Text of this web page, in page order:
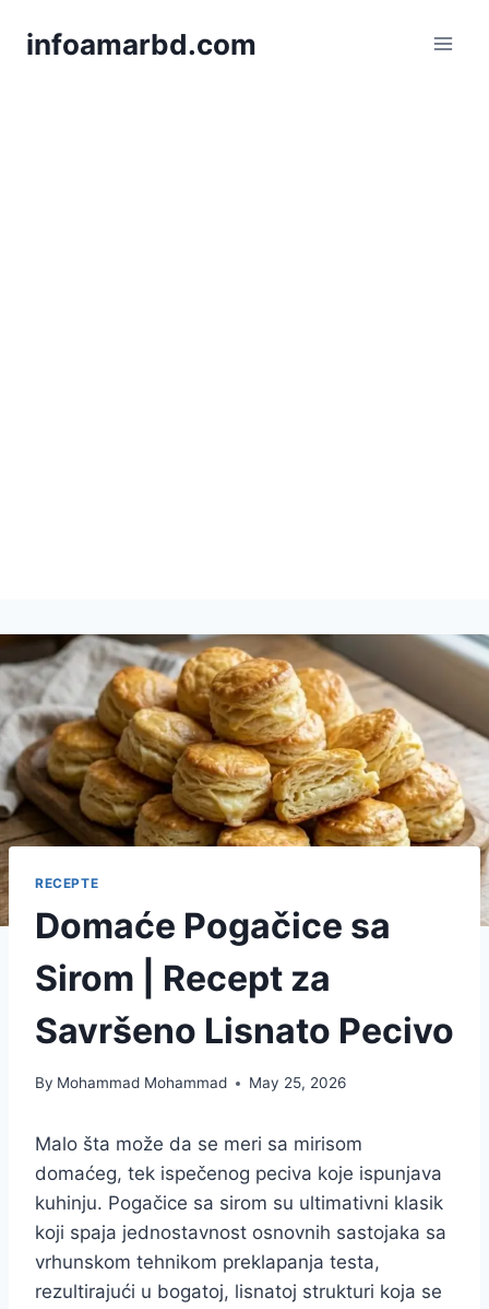
infoamarbd.com
RECEPTE
Domaće Pogačice sa
Sirom | Recept za
Savršeno Lisnato Pecivo
By Mohammad Mohammad May 25, 2026
Malo šta može da se meri sa mirisom
domaćeg, tek ispečenog peciva koje ispunjava
kuhinju. Pogačice sa sirom su ultimativni klasik
koji spaja jednostavnost osnovnih sastojaka sa
vrhunskom tehnikom preklapanja testa,
rezultirajući u bogatoj, lisnatoj strukturi koja se